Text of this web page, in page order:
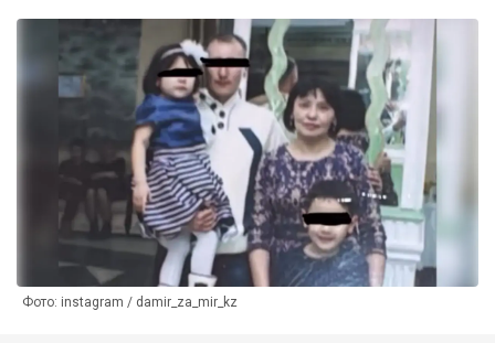
Фото: instagram / damir_za_mir_kz